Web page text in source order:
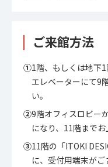
ご来館方法
①1階、もしくは地下
エレベーターにて9
い。
②9階オフィスロビー
になり、11階までお
③11階の「ITOKI
に、受付用端末がご